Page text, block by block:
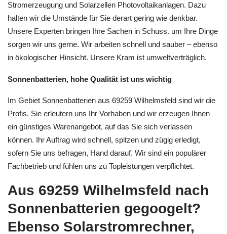
Stromerzeugung und Solarzellen Photovoltaikanlagen. Dazu
halten wir die Umstände für Sie derart gering wie denkbar.
Unsere Experten bringen Ihre Sachen in Schuss. um Ihre Dinge
sorgen wir uns gerne. Wir arbeiten schnell und sauber – ebenso
in ökologischer Hinsicht. Unsere Kram ist umweltverträglich.
Sonnenbatterien, hohe Qualität ist uns wichtig
Im Gebiet Sonnenbatterien aus 69259 Wilhelmsfeld sind wir die
Profis. Sie erleutern uns Ihr Vorhaben und wir erzeugen Ihnen
ein günstiges Warenangebot, auf das Sie sich verlassen
können. Ihr Auftrag wird schnell, spitzen und zügig erledigt,
sofern Sie uns befragen, Hand darauf. Wir sind ein populärer
Fachbetrieb und fühlen uns zu Topleistungen verpflichtet.
Aus 69259 Wilhelmsfeld nach
Sonnenbatterien gegoogelt?
Ebenso Solarstromrechner,